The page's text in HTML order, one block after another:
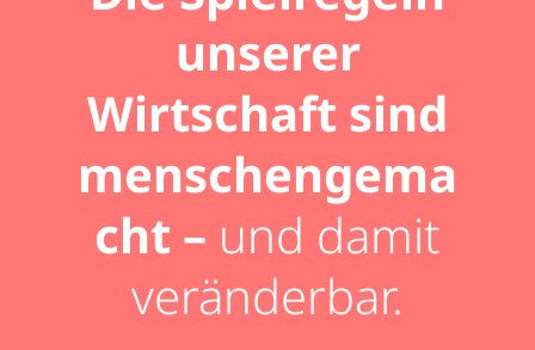
unserer
Wirtschaft sind
menschengema
cht – und damit
veränderbar.